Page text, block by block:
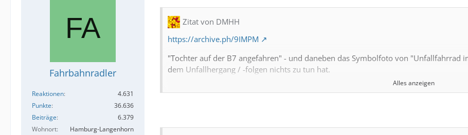
Fahrbahnradler
Reaktionen
4.631
Punkte
36.636
Beiträge
6.379
Wohnort
Hamburg-Langenhorn
Zitat von DMHH
https://archive.ph/9IMPM
"Tochter auf der B7 angefahren" - und daneben das Symbolfoto von
dem Unfallhergang / -folgen nichts zu tun hat.
Oder aberhier
, agO, von B7 links ab in Richtung Münchenroda (wie im Text
Alles anzeigen